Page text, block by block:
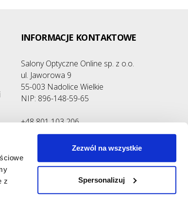
z
Zezwól na wszystkie
Spersonalizuj
INFORMACJE KONTAKTOWE
Salony Optyczne Online sp. z o.o.
ul. Jaworowa 9
55-003 Nadolice Wielkie
NIP: 896-148-59-65
+48 801 103 206
+48 76 870 32 20
+48 502 304 150
Napisz do nas: